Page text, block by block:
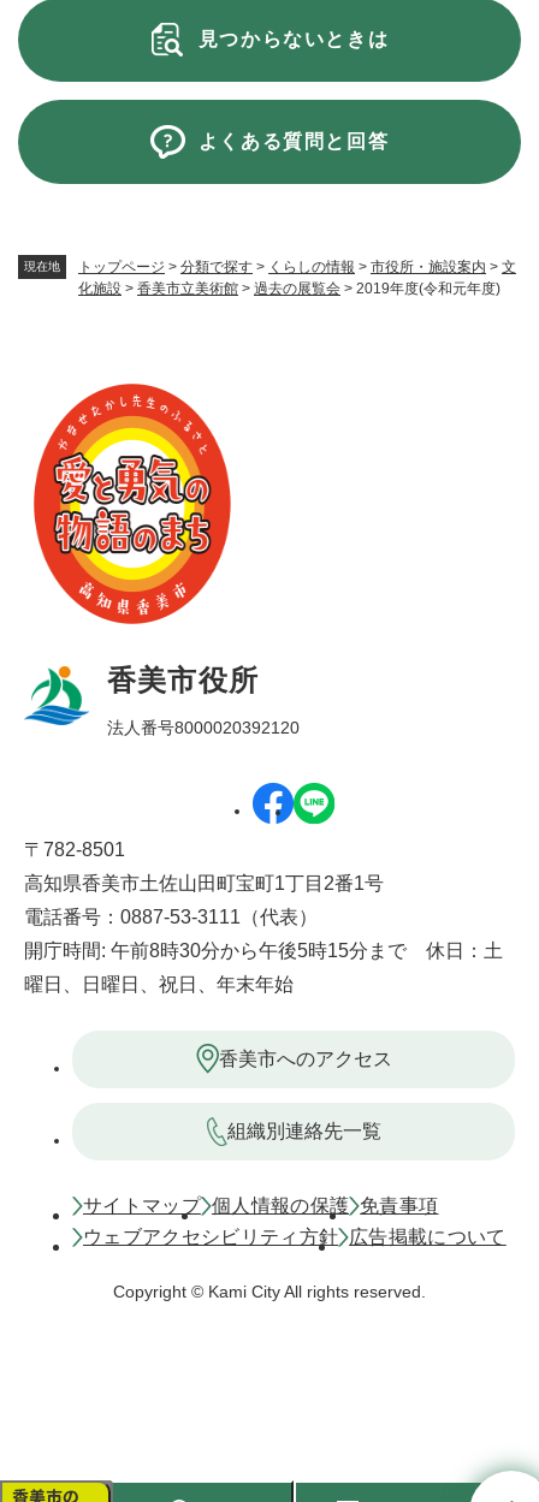
現在地 トップページ > 分類で探す > くらしの情報 > 市役所・施設案内 > 文
化施設 > 香美市立美術館 > 過去の展覧会 > 2019年度(令和元年度)
見つからないときは
よくある質問と回答
香美市役所
法人番号8000020392120
〒782-8501
高知県香美市土佐山田町宝町1丁目2番1号
電話番号：0887-53-3111（代表）
開庁時間: 午前8時30分から午後5時15分まで 休日：土
曜日、日曜日、祝日、年末年始
香美市へのアクセス
組織別連絡先一覧
サイトマップ 個人情報の保護 免責事項
ウェブアクセシビリティ方針
広告掲載について
Copyright © Kami City All rights reserved.